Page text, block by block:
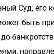
Суд, его
быть